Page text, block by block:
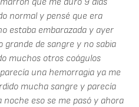
normal y pensé que era
estaba embarazada y ayer
grande de sangre y no sabia
muchos otros coágulos
una hemorragia ya me
mucha sangre y parecía
noche eso se me pasó y ahora